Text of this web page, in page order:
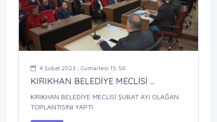
4 Şubat 2023 , Cumartesi 15:56
KIRIKHAN BELEDİYE MECLİSİ ...
KIRIKHAN BELEDİYE MECLİSİ ŞUBAT AYI OLAĞAN
TOPLANTISINI YAPTI